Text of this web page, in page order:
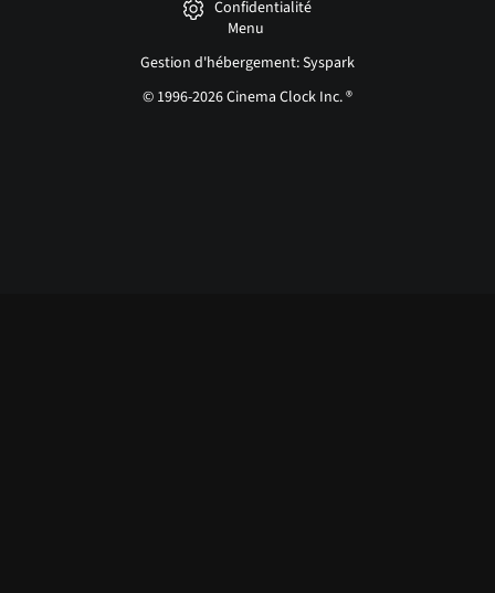
Confidentialité
Menu
Gestion d'hébergement: Syspark
© 1996-2026 Cinema Clock Inc. ®